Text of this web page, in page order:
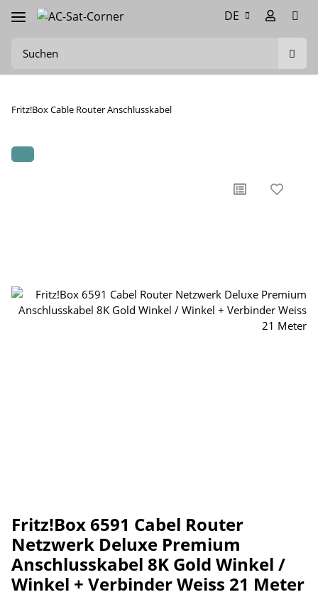
DE
Fritz!Box Cable Router Anschlusskabel
Fritz!Box 6591 Cabel Router
Netzwerk Deluxe Premium
Anschlusskabel 8K Gold Winkel /
Winkel + Verbinder Weiss 21 Meter